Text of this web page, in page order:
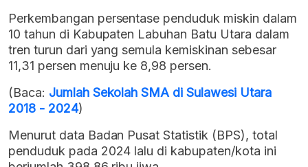
Perkembangan persentase penduduk miskin dalam
10 tahun di Kabupaten Labuhan Batu Utara dalam
tren turun dari yang semula kemiskinan sebesar
11,31 persen menuju ke 8,98 persen.
(Baca: Jumlah Sekolah SMA di Sulawesi Utara
2018 - 2024)
Menurut data Badan Pusat Statistik (BPS), total
penduduk pada 2024 lalu di kabupaten/kota ini